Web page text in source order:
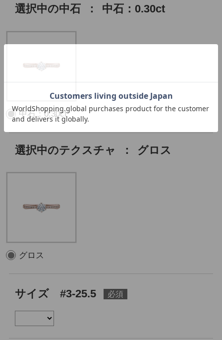
選択中の中石 ： 中石：0.30ct
中石：0.30ct
選択中のテクスチャ ： グロス
グロス
サイズ #3-25.5